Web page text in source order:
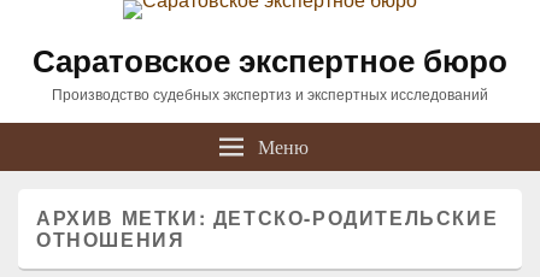
Саратовское экспертное бюро
Производство судебных экспертиз и экспертных исследований
Меню
АРХИВ МЕТКИ: ДЕТСКО-РОДИТЕЛЬСКИЕ
ОТНОШЕНИЯ